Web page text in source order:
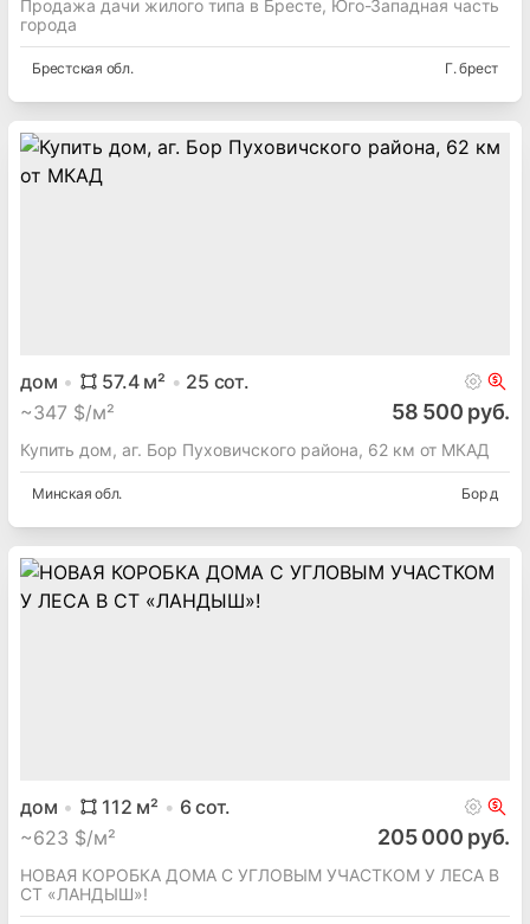
Продажа дачи жилого типа в Бресте, Юго-Западная часть
города
Брестская обл. Г. брест
дом 57.4м² 25 сот.
~347 $/м² 58 500 руб.
Купить дом, аг. Бор Пуховичского района, 62 км от МКАД
Минская обл. Бор д
дом 112 м² 6сот.
~623 $/м² 205 000 руб.
НОВАЯ КОРОБКА ДОМА С УГЛОВЫМ УЧАСТКОМ У ЛЕСА В
СТ «ЛАНДЫШ»!